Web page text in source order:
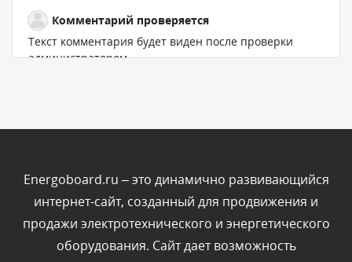
Комментарий проверяется
Текст комментария будет виден после проверки
администратором.
Комментарий проверяется
Текст комментария будет виден после проверки
администратором.
Energoboard.ru – это динамично развивающийся
интернет-сайт, созданный для продвижения и
продажи электротехнического и энергетического
оборудования. Сайт дает возможность